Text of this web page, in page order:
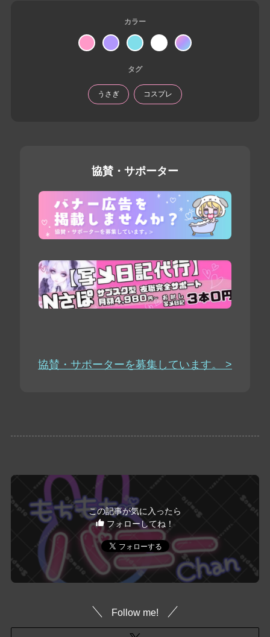
カラー
タグ
うさぎ コスプレ
協賛・サポーター
協賛・サポーターを募集しています。 >
この記事が気に入ったら
フォローしてね！
Follow me!